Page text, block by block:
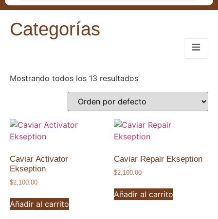
Categorías
Mostrando todos los 13 resultados
Caviar Activator
Ekseption
$2,100.00
Añadir al carrito
Caviar Repair Ekseption
$2,100.00
Añadir al carrito